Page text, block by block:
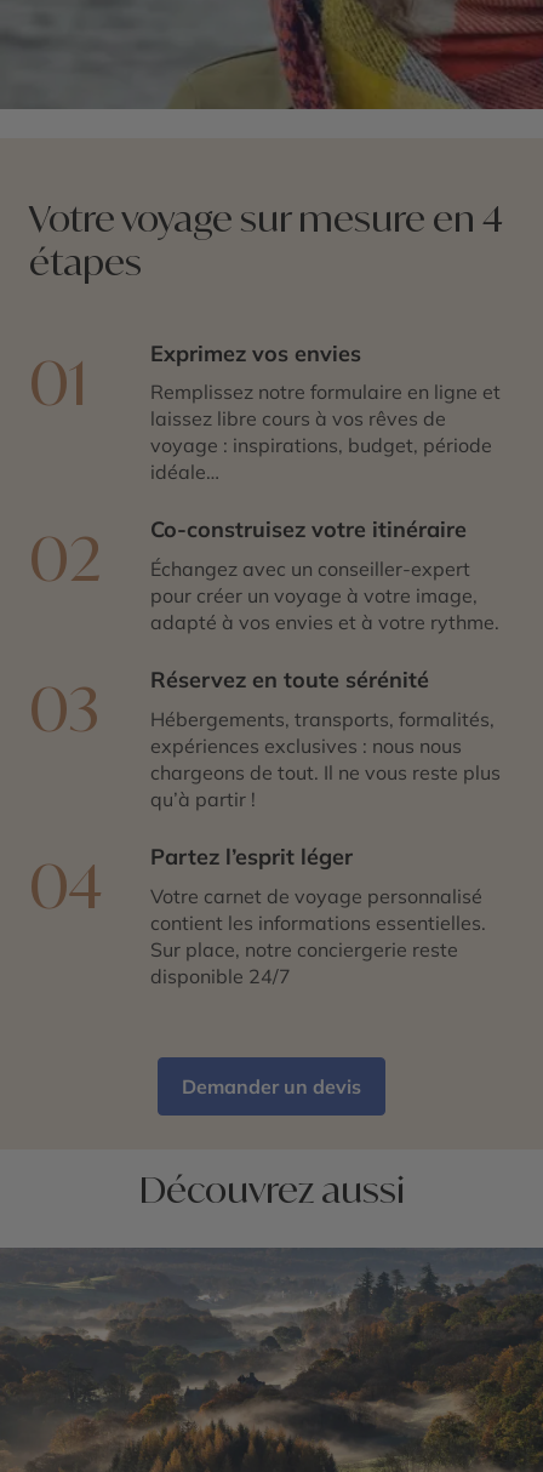
Votre voyage sur mesure en 4
étapes
01 Exprimez vos envies
Remplissez notre formulaire en ligne et
laissez libre cours à vos rêves de
voyage : inspirations, budget, période
idéale…
02 Co-construisez votre itinéraire
Échangez avec un conseiller-expert
pour créer un voyage à votre image,
adapté à vos envies et à votre rythme.
03 Réservez en toute sérénité
Hébergements, transports, formalités,
expériences exclusives : nous nous
chargeons de tout. Il ne vous reste plus
qu’à partir !
04 Partez l’esprit léger
Votre carnet de voyage personnalisé
contient les informations essentielles.
Sur place, notre conciergerie reste
disponible 24/7
Demander un devis
Découvrez aussi